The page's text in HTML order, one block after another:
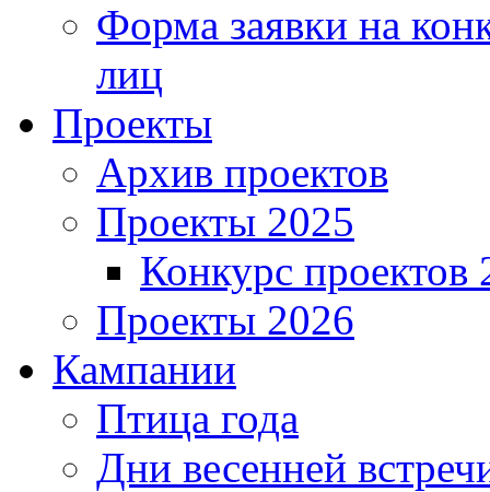
Форма заявки на
лиц
Проекты
Архив проектов
Проекты 2025
Конкурс проектов
Проекты 2026
Кампании
Птица года
Дни весенней